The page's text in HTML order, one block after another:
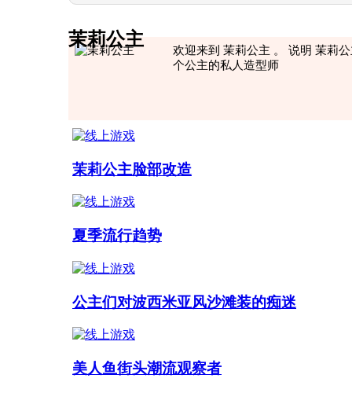
茉莉公主
欢迎来到 茉莉公主 。 说明 茉莉
个公主的私人造型师
茉莉公主脸部改造
夏季流行趋势
公主们对波西米亚风沙滩装的痴迷
美人鱼街头潮流观察者